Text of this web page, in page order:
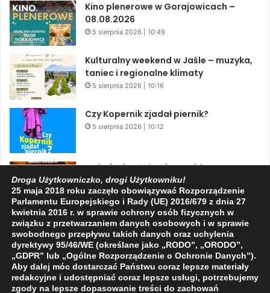
Kino plenerowe w Gorajowicach –
08.08.2026
5 sierpnia 2026 | 10:49
Kulturalny weekend w Jaśle – muzyka,
taniec i regionalne klimaty
5 sierpnia 2026 | 10:16
Czy Kopernik zjadał piernik?
5 sierpnia 2026 | 10:12
Zaćmienie Słońca i Perseidy. Dwa
niesamowite zjawiska astronomiczne
w ciągu jednego dnia!
3 sierpnia 2026 | 15:39
Facebook
X YouTube
Droga Użytkowniczko, drogi Użytkowniku!
25 maja 2018 roku zaczęło obowiązywać Rozporządzenie
Parlamentu Europejskiego i Rady (UE) 2016/679 z dnia 27
kwietnia 2016 r. w sprawie ochrony osób fizycznych w
związku z przetwarzaniem danych osobowych i w sprawie
swobodnego przepływu takich danych oraz uchylenia
dyrektywy 95/46/WE (określane jako „RODO”, „ORODO”,
„GDPR” lub „Ogólne Rozporządzenie o Ochronie Danych”).
Aby dalej móc dostarczać Państwu coraz lepsze materiały
redakcyjne i udostępniać coraz lepsze usługi, potrzebujemy
zgody na lepsze dopasowanie treści do zachowań